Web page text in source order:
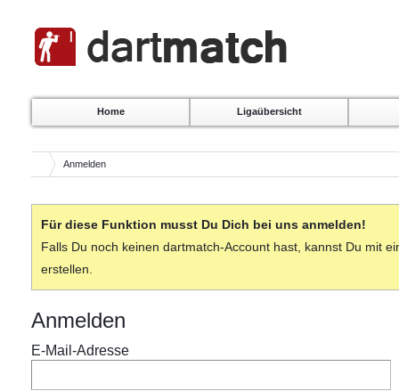
Home Ligaübersicht
Anmelden
Für diese Funktion musst Du Dich bei uns anmelden!
Falls Du noch keinen dartmatch-Account hast, kannst Du mit
erstellen.
Anmelden
E-Mail-Adresse